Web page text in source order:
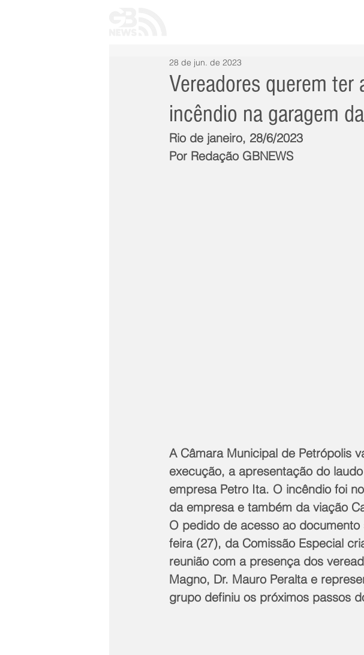
Vereadores querem
incêndio na garagem
28 de jun. de 2023
Rio de janeiro, 28/6/2023
Por Redação GBNEWS
A Câmara Municipal de Petrópolis
execução, a apresentação do
empresa Petro Ita. O incêndio foi
da empresa e também da viação
O pedido de acesso ao
feira (27), da Comissão Especial
reunião com a presença dos
Magno, Dr. Mauro Peralta e
grupo definiu os próximos passos